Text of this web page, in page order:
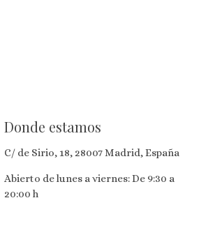
Donde estamos
C/ de Sirio, 18, 28007 Madrid, España
Abierto de lunes a viernes: De 9:30 a
20:00 h